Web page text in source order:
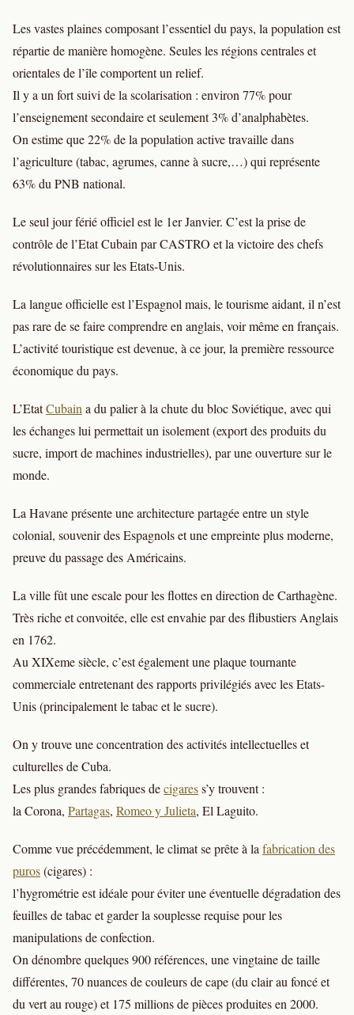
Les vastes plaines composant l’essentiel du pays, la population est
répartie de manière homogène. Seules les régions centrales et
orientales de l’île comportent un relief.
Il y a un fort suivi de la scolarisation : environ 77% pour
l’enseignement secondaire et seulement 3% d’analphabètes.
On estime que 22% de la population active travaille dans
l’agriculture (tabac, agrumes, canne à sucre,…) qui représente
63% du PNB national.
Le seul jour férié officiel est le 1er Janvier. C’est la prise de
contrôle de l’Etat Cubain par CASTRO et la victoire des chefs
révolutionnaires sur les Etats-Unis.
La langue officielle est l’Espagnol mais, le tourisme aidant, il n’est
pas rare de se faire comprendre en anglais, voir même en français.
L’activité touristique est devenue, à ce jour, la première ressource
économique du pays.
L’EtatCubaina du palier à la chute du bloc Soviétique, avec qui
les échanges lui permettait un isolement (export des produits du
sucre, import de machines industrielles), par une ouverture sur le
monde.
La Havane présente une architecture partagée entre un style
colonial, souvenir des Espagnols et une empreinte plus moderne,
preuve du passage des Américains.
La ville fût une escale pour les flottes en direction de Carthagène.
Très riche et convoitée, elle est envahie par des flibustiers Anglais
en 1762.
Au XIXeme siècle, c’est également une plaque tournante
commerciale entretenant des rapports privilégiés avec les Etats-
Unis (principalement le tabac et le sucre).
On y trouve une concentration des activités intellectuelles et
culturelles de Cuba.
Les plus grandes fabriques decigaress’y trouvent :
la Corona, Partagas, Romeo y Julieta, El Laguito.
Comme vue précédemment, le climat se prête à lafabrication des
puros(cigares) :
l’hygrométrie est idéale pour éviter une éventuelle dégradation des
feuilles de tabac et garder la souplesse requise pour les
manipulations de confection.
On dénombre quelques 900 références, une vingtaine de taille
différentes, 70 nuances de couleurs de cape (du clair au foncé et
du vert au rouge) et 175 millions de pièces produites en 2000.